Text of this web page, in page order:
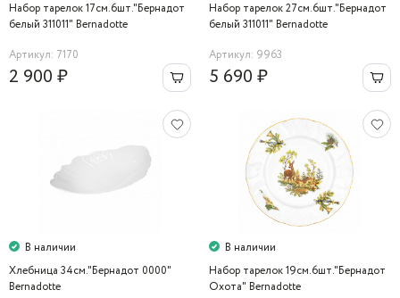
Набор тарелок 17см.6шт."Бернадот
белый 311011" Bernadotte
Артикул: 7170
2 900 ₽
Набор тарелок 27см.6шт."Бернадот
белый 311011" Bernadotte
Артикул: 9963
5 690 ₽
В наличии
Хлебница 34см."Бернадот 0000"
Bernadotte
В наличии
Набор тарелок 19см.6шт."Бернадот
Охота" Bernadotte